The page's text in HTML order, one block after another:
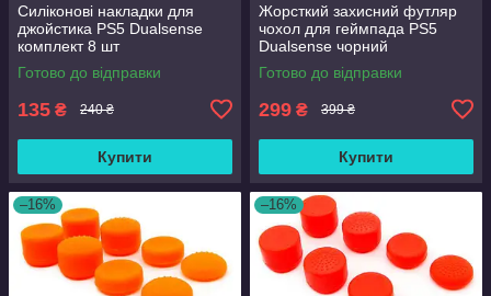
Силіконові накладки для
джойстика PS5 Dualsense
комплект 8 шт
Готово до відправки
135 ₴ 240 ₴
Купити
Жорсткий захисний футляр
чохол для геймпада PS5
Dualsense чорний
Готово до відправки
299 ₴ 399 ₴
Купити
–16% –16%